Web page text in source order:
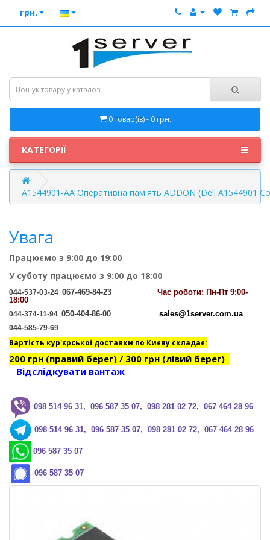
грн.
0 товар(ів) - 0 грн.
КАТЕГОРІЇ
A1544901-AA Оперативна пам'ять ADDON (Dell A1544901
Увага
Працюємо з 9:00 до 19:00
У суботу працюємо з 9:00 до 18:00
044-537-03-24 067-469-84-23 Час роботи: Пн-Пт 9:00-
18:00
044-374-11-94 050-404-86-00 sales@1server.com.ua
044-585-79-69
Вартість кур'єрської доставки по Києву складає:
200 грн (правий берег) / 300 грн (лівий берег)
Відслідкувати вантаж
098 514 96 31, 096 587 35 07, 098 281 02 72, 067 464 28 96
098 514 96 31, 096 587 35 07, 098 281 02 72, 067 464 28 96
096 587 35 07
096 587 35 07